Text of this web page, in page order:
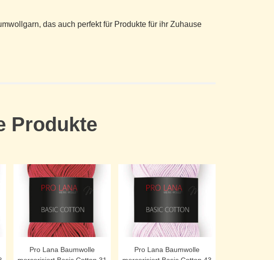
das auch perfekt für Produkte für ihr Zuhause
Produkte
Pro Lana Baumwolle
Pro Lana Baumwolle